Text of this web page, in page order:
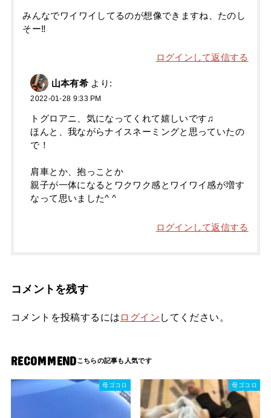
みんなでワイワイしてるのが想像できますね、たのし
そー‼︎
ログインして返信する
山本有希 より:
2022-01-28 9:33 PM
トグロアニ、気になってくれて嬉しいです♫
ほんと、我ながらナイスネーミングと思っていたの
で！
肩車とか、抱っことか
親子が一体になるとワクワク感とワイワイ感が増す
なって思いました^ ^
ログインして返信する
コメントを残す
コメントを投稿するには ログイン してください。
RECOMMEND
母ゴコロ 母ゴコロ